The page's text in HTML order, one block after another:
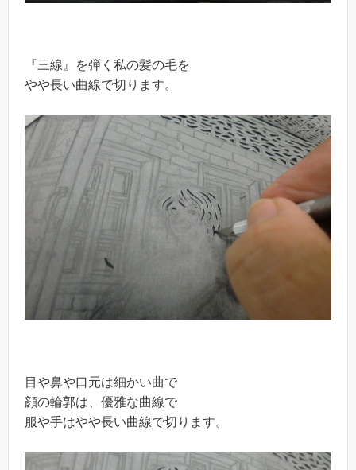
『三線』を弾く私の髪の毛を
やや長い曲線で切ります。
目や鼻や口元は細かい曲で
顔の輪郭は、優雅な曲線で
服や手はやや長い曲線で切ります。